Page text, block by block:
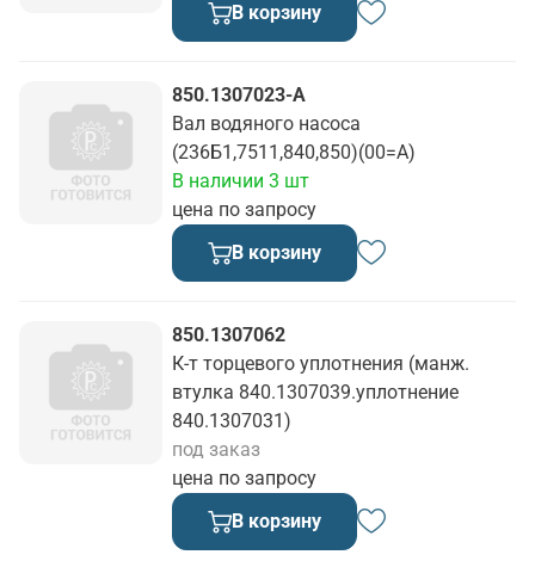
В корзину
850.1307023-А
Вал водяного насоса
(236Б1,7511,840,850)(00=А)
цена по запросу
В наличии 3 шт
В корзину
850.1307062
К-т торцевого уплотнения (манж.
втулка 840.1307039.уплотнение
840.1307031)
цена по запросу
под заказ
В корзину